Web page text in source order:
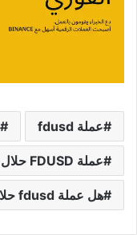
عملة fdusd
عملة FDUSD حلال أم حرام
هل عملة fdusd حلال ام حرام